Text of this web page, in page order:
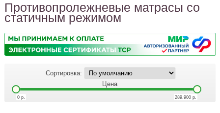
Противопролежневые матрасы со
статичным режимом
Сортировка:
Цена
0 р. 289,900 р.